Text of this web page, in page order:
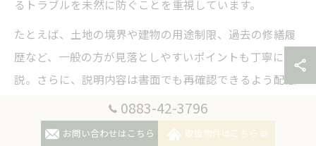
るトラブルを未然に防ぐことを重視しています。
たとえば、土地の境界や建物の用途制限、過去の修繕履
歴など、一般の方が見落としやすいポイントも丁寧に解
説。さらに、説明内容は書面でも再確認できるよう配慮
し、契約後の「聞いていなかった」を防ぐ仕組みを導入
しています。こうした透明性の高い説明により、安心し
0883-42-3796
お問い合わせはこちら 取扱物件はこちら